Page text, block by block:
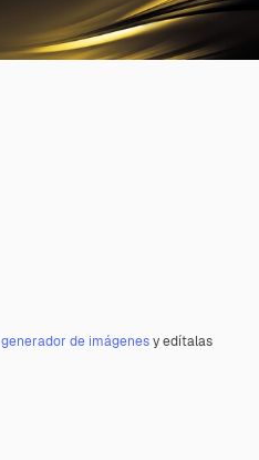
generador de imágenesy edítalas